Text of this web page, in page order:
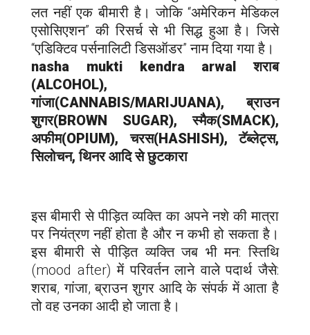
लत नहीं एक बीमारी है। जोकि “अमेरिकन मेडिकल
एसोसिएशन” की रिसर्च से भी सिद्ध हुआ है। जिसे
“एडिक्टिव पर्सनालिटी डिसऑडर” नाम दिया गया है।
nasha mukti kendra arwalशराब
(ALCOHOL),
गांजा(CANNABIS/MARIJUANA), ब्राउन
शुगर(BROWN SUGAR), स्मैक(SMACK),
अफीम(OPIUM), चरस(HASHISH), टॅब्लेट्स,
सिलोचन, थिनर आदि से छुटकारा
इस बीमारी से पीड़ित व्यक्ति का अपने नशे की मात्रा
पर नियंत्रण नहीं होता है और न कभी हो सकता है।
इस बीमारी से पीड़ित व्यक्ति जब भी मन: स्तिथि
(mood after) में परिवर्तन लाने वाले पदार्थ जैसे:
शराब, गांजा, ब्राउन शुगर आदि के संपर्क में आता है
तो वह उनका आदी हो जाता है।